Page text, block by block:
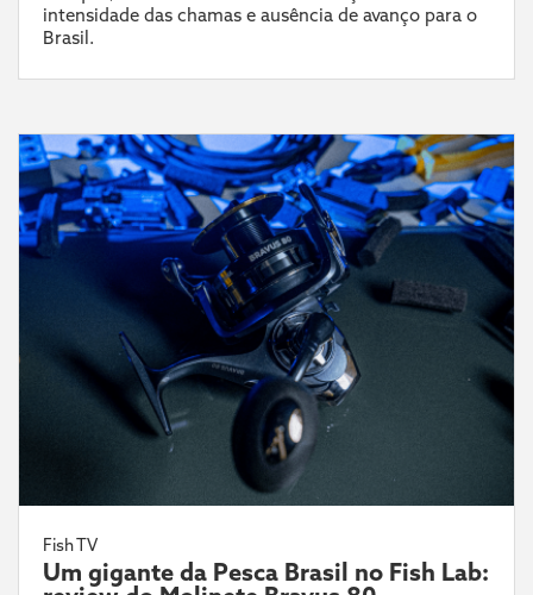
intensidade das chamas e ausência de avanço para o
Brasil.
Fish TV
Um gigante da Pesca Brasil no Fish Lab: